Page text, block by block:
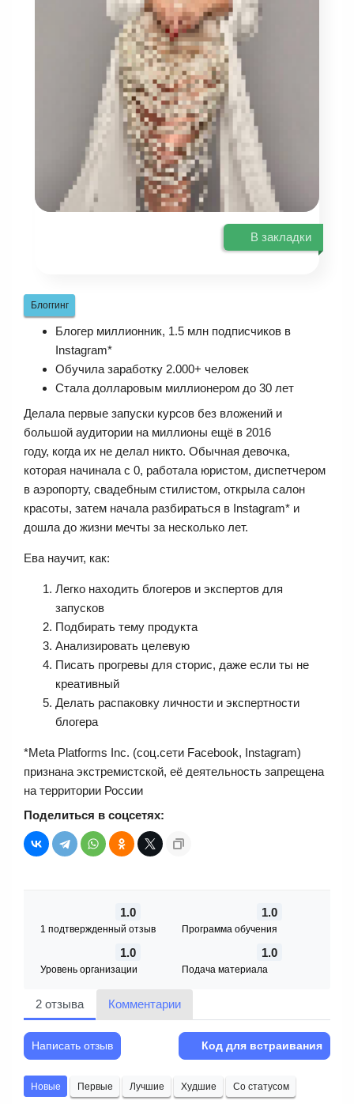
В закладки
Блоггинг
Блогер миллионник, 1.5 млн подписчиков в
Instagram*
Обучила заработку 2.000+ человек
Стала долларовым миллионером до 30 лет
Делала первые запуски курсов без вложений и
большой аудитории на миллионы ещё в 2016
году, когда их не делал никто. Обычная девочка,
которая начинала с 0, работала юристом, диспетчером
в аэропорту, свадебным стилистом, открыла салон
красоты, затем начала разбираться в Instagram* и
дошла до жизни мечты за несколько лет.
Ева научит, как:
Легко находить блогеров и экспертов для
запусков
Подбирать тему продукта
Анализировать целевую
Писать прогревы для сторис, даже если ты не
креативный
Делать распаковку личности и экспертности
блогера
*Meta Platforms Inc. (соц.сети Facebook, Instagram)
признана экстремистской, её деятельность запрещена
на территории России
Поделиться в соцсетях:
1.0
1 подтвержденный отзыв
1.0
Программа обучения
1.0
Уровень организации
1.0
Подача материала
2 отзыва Комментарии
Написать отзыв Код для встраивания
Новые Первые Лучшие Худшие Со статусом